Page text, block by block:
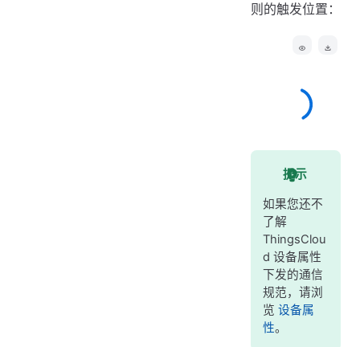
则的触发位置：
提示
如果您还不
了解
ThingsClou
d 设备属性
下发的通信
规范，请浏
览 设备属
性。